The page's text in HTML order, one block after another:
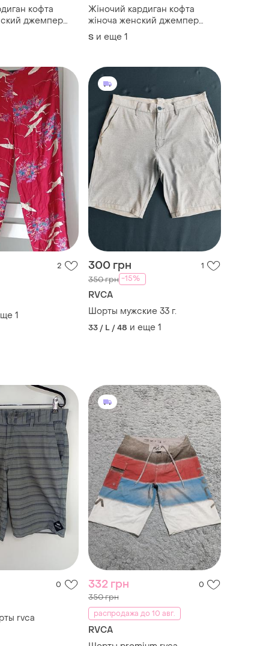
кофта
джемпер
Жіночий кардиган кофта
жіноча женский джемпер
светр світер на гудзиках
в'язаний rvca купить размер с
S и еще 1
2
1
300 грн 1
350 грн -15%
RVCA
Шорты мужские 33 г.
33 / L / 48 и еще 1
0
rvca
332 грн 0
350 грн
распродажа до 10 авг.
RVCA